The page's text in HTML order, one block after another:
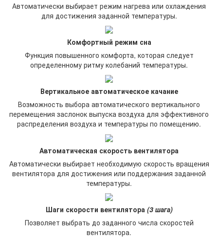
Автоматически выбирает режим нагрева или охлаждения
для достижения заданной температуры.
Комфортный режим сна
Функция повышенного комфорта, которая следует
определенному ритму колебаний температуры.
Вертикальное автоматическое качание
Возможность выбора автоматического вертикального
перемещения заслонок выпуска воздуха для эффективного
распределения воздуха и температуры по помещению.
Автоматическая скорость вентилятора
Автоматически выбирает необходимую скорость вращения
вентилятора для достижения или поддержания заданной
температуры.
Шаги скорости вентилятора (3 шага)
Позволяет выбрать до заданного числа скоростей
вентилятора.